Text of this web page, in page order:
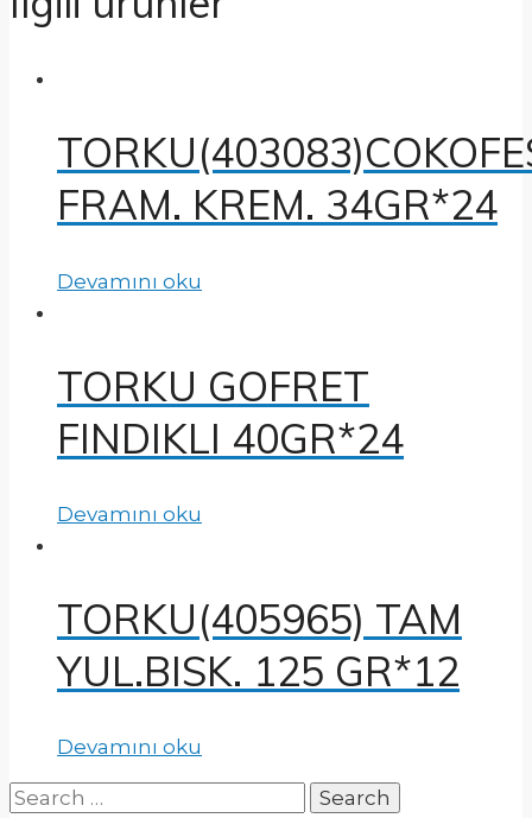
FRAM. KREM. 34GR*24
Devamını oku
TORKU GOFRET
FINDIKLI 40GR*24
Devamını oku
TORKU(405965) TAM
YUL.BISK. 125 GR*12
Devamını oku
Search